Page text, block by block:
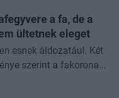
a fa, de a
ültetnek eleget
esnek áldozatául. Két
szerint a fakorona